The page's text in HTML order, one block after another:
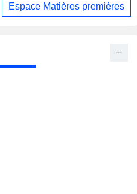
Espace Matières premières